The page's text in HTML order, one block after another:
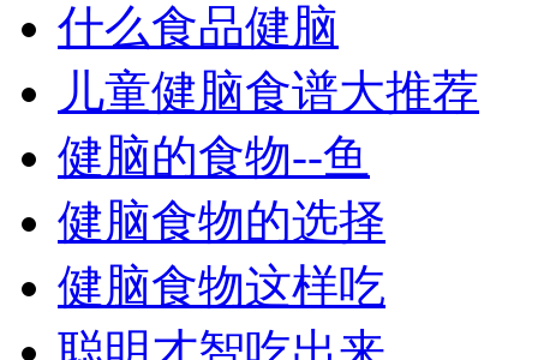
什么食品健脑
儿童健脑食谱大推荐
健脑的食物--鱼
健脑食物的选择
健脑食物这样吃